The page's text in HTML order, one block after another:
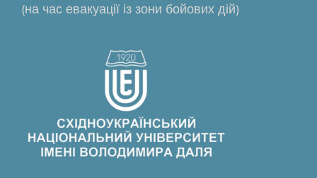
(на час евакуації із зони бойових дій)